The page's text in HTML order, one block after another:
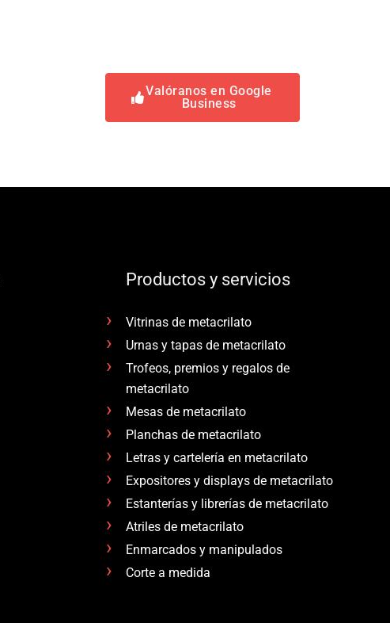
Valóranos en Google
Business
Productos y servicios
Vitrinas de metacrilato
Urnas y tapas de metacrilato
Trofeos, premios y regalos de
metacrilato
Mesas de metacrilato
Planchas de metacrilato
Letras y cartelería en metacrilato
Expositores y displays de metacrilato
Estanterías y librerías de metacrilato
Atriles de metacrilato
Enmarcados y manipulados
Corte a medida